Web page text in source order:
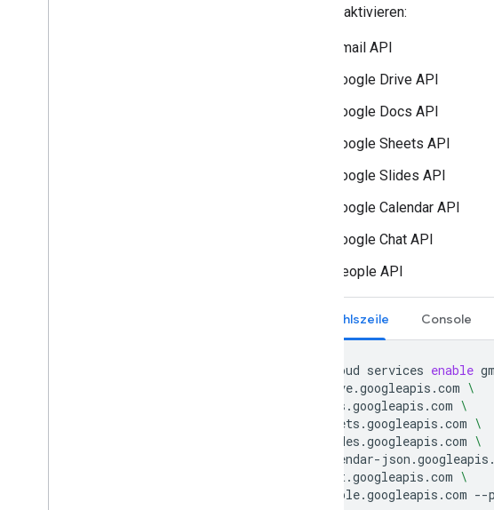
Projekt aktivieren:
Gmail API
Google Drive API
Google Docs API
Google Sheets API
Google Slides API
Google Calendar API
Google Chat API
People API
Befehlszeile Console
gcloud services enable
drive.googleapis.com \
docs.googleapis.com \
sheets.googleapis.com \
slides.googleapis.com \
calendar-
chat.googleapis.com \
people.googleapis.com --